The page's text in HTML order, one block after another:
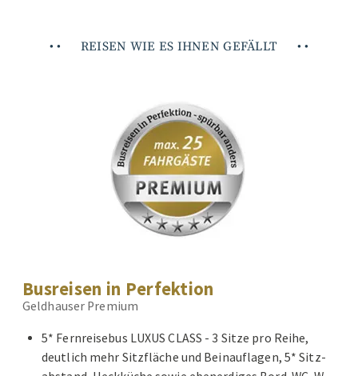
• • REISEN WIE ES IHNEN GEFÄLLT • •
Busreisen in Perfektion
Geldhauser Premium
5* Fernreisebus LUXUS CLASS - 3 Sitze pro Reihe,
deutlich mehr Sitzfläche und Beinauflagen, 5* Sitz-